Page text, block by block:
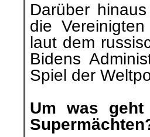
Darüber
die
laut dem
Bidens
Spiel der
Um was